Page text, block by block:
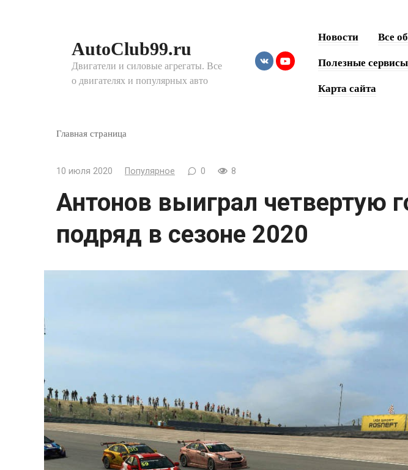
AutoClub99.ru
Двигатели и силовые агрегаты. Все
о двигателях и популярных авто
Новости Все
Полезные сервисы
Карта сайта
Главная страница
10 июля 2020 Популярное 0 8
Антонов выиграл четвертую
подряд в сезоне 2020